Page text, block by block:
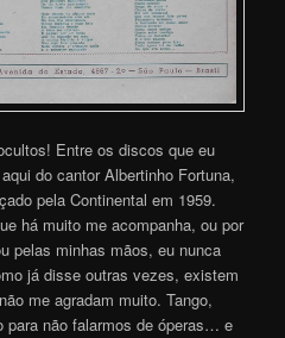
Entre os discos que eu
do cantor Albertinho Fortuna,
pela Continental em 1959.
há muito me acompanha, ou por
pelas minhas mãos, eu nunca
já disse outras vezes, existem
me agradam muito. Tango,
não falarmos de óperas… e